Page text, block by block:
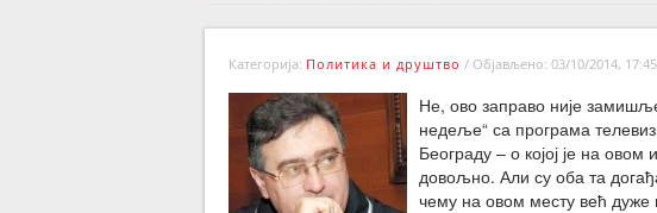
Категорија: Политика и друштво / Објављено: 03/10/2014, 17:45
Не, ово заправо није
недеље“ са програма
Београду – о којој је на
довољно. Али су оба та
чему на овом месту већ дуже